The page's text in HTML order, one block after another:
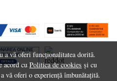
a vă oferi funcționalitatea dorită.
acord cuPolitica de cookies și cu
vă oferi o experiență îmbunătațită.